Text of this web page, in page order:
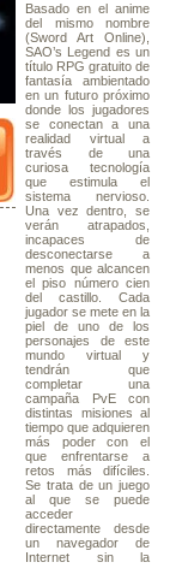
Basado en el anime
del mismo nombre
(Sword Art Online),
SAO’s Legend es un
título RPG gratuito de
fantasía ambientado
en un futuro próximo
donde los jugadores
se conectan a una
realidad virtual a
través de una
curiosa tecnología
que estimula el
sistema nervioso.
Una vez dentro, se
verán atrapados,
incapaces de
desconectarse a
menos que alcancen
el piso número cien
del castillo. Cada
jugador se mete en la
piel de uno de los
personajes de este
mundo virtual y
tendrán que
completar una
campaña PvE con
distintas misiones al
tiempo que adquieren
más poder con el
que enfrentarse a
retos más difíciles.
Se trata de un juego
al que se puede
acceder
directamente desde
un navegador de
Internet sin la